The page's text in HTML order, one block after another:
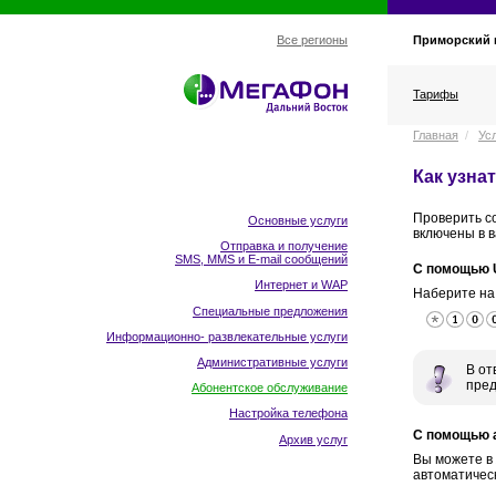
Все регионы Приморский
Тарифы
Основные услуги
Отправка и получение
SMS, MMS и E-mail сообщений
Интернет и WAP
Специальные предложения
Информационно- развлекательные услуги
Административные услуги
Абонентское обслуживание
Настройка телефона
Архив услуг
Главная /
Как
Проверить
включены в
С помощью
Наберите
В
С помощью
Вы можете в